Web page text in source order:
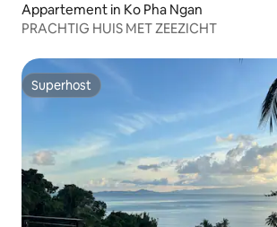
Appartement in Ko Pha Ngan
PRACHTIG HUIS MET ZEEZICHT
Superhost
Superhost